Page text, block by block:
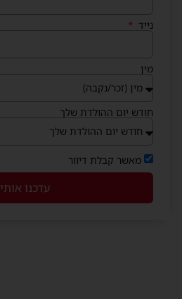
נייד
מין
חודש יום ההולדת שלך
מאשר קבלת דיוור
עדכנו אותי